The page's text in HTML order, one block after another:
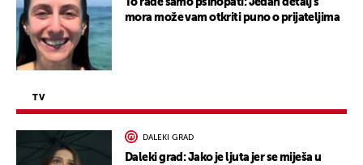
To rade samo psihopati: Jedan detalj s
mora može vam otkriti puno o prijateljima
TV
DALEKI GRAD
Daleki grad: Jako je ljuta jer se miješa u